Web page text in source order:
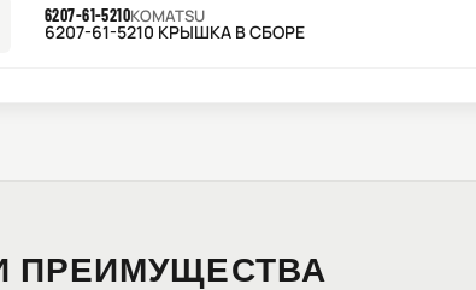
6207-61-5210KOMATSU
6207-61-5210 КРЫШКА В СБОРЕ
ПРЕИМУЩЕСТВА